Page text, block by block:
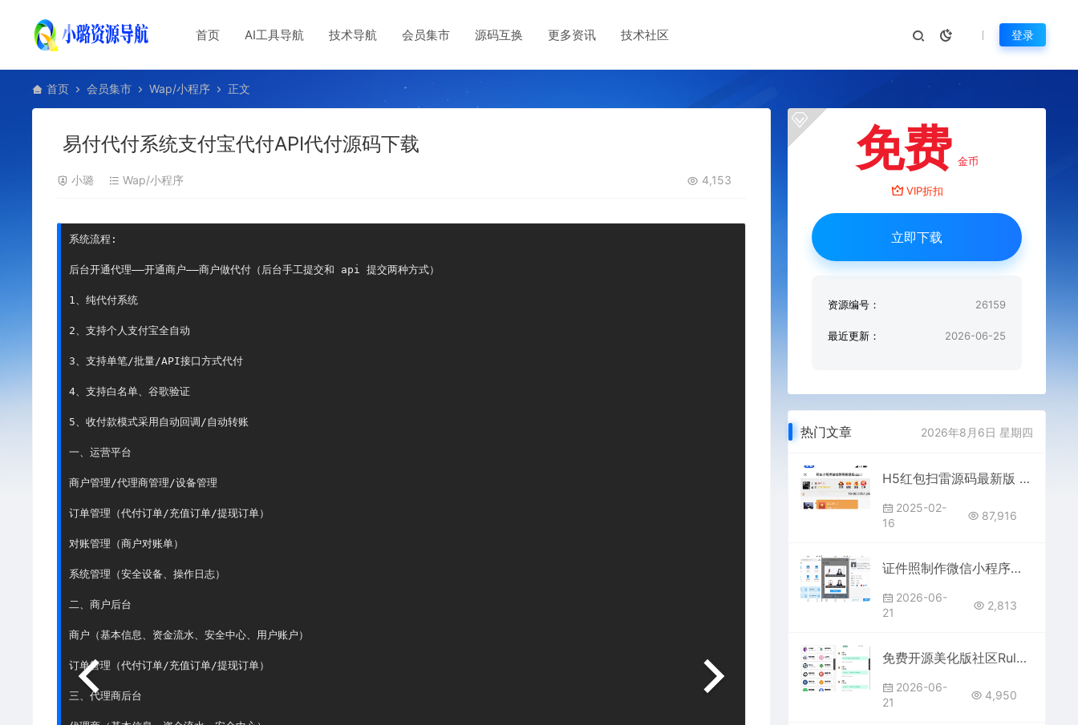
首页 AI工具导航 技术导航 会员集市 源码互换 更多资讯 技术社区 登录
首页 会员集市 Wap/小程序 正文
易付代付系统支付宝代付API代付源码下载
小璐 Wap/小程序 4,153
系统流程:
后台开通代理——开通商户——商户做代付（后台手工提交和 api 提交两种方式）
1、纯代付系统
2、支持个人支付宝全自动
3、支持单笔/批量/API接口方式代付
4、支持白名单、谷歌验证
5、收付款模式采用自动回调/自动转账
一、运营平台
商户管理/代理商管理/设备管理
订单管理（代付订单/充值订单/提现订单）
对账管理（商户对账单）
系统管理（安全设备、操作日志）
二、商户后台
商户（基本信息、资金流水、安全中心、用户账户）
订单管理（代付订单/充值订单/提现订单）
三、代理商后台
免费 金币
VIP折扣
立即下载
资源编号： 26159
最近更新： 2026-06-25
热门文章 2026年8月6日 星期四
H5红包扫雷源码最新版 | 纯净无后门+完整搭建视频教程
2025-02-
16
87,916
证件照制作微信小程序源码 这是一款证件照制作的微信小程序,里面也支持直接微信公众号版本生成安装
2026-06-
21
2,813
免费开源美化版社区RuleAPP源码 动态 圈子 群聊社区 基于强大的社交体系支持用户私聊 自主发帖
2026-06-
21
4,950